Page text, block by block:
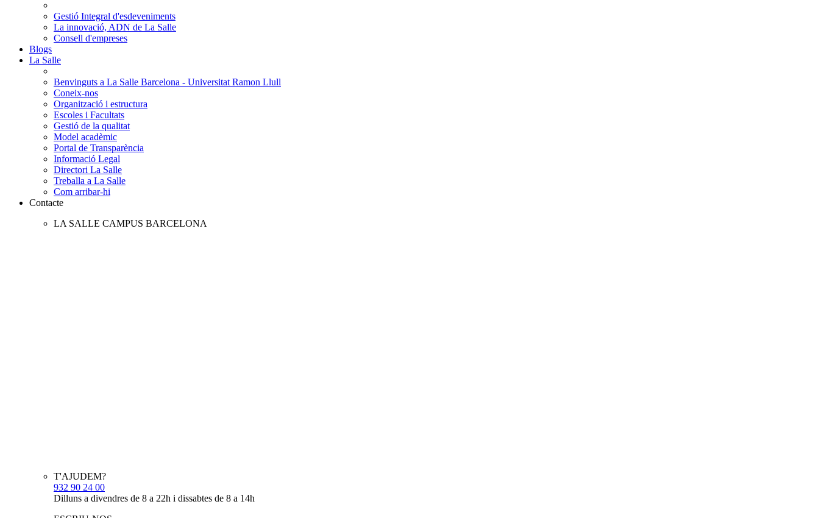
Gestió Integral d'esdeveniments
La innovació, ADN de La Salle
Consell d'empreses
Blogs
La Salle
Benvinguts a La Salle Barcelona - Universitat Ramon Llull
Coneix-nos
Organització i estructura
Escoles i Facultats
Gestió de la qualitat
Model acadèmic
Portal de Transparència
Informació Legal
Directori La Salle
Treballa a La Salle
Com arribar-hi
Contacte
LA SALLE CAMPUS BARCELONA
T'AJUDEM?
932 90 24 00
Dilluns a divendres de 8 a 22h i dissabtes de 8 a 14h